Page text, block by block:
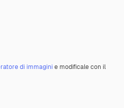
di immagini e modificale con il